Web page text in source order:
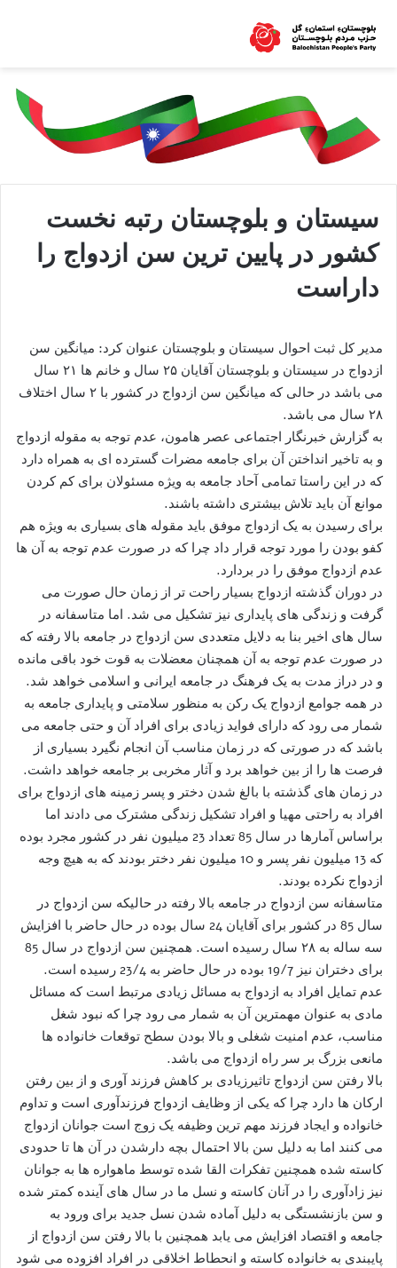
سیستان و بلوچستان رتبه نخست
کشور در پایین ترین سن ازدواج را
داراست
مدیر کل ثبت احوال سیستان و بلوچستان عنوان کرد: میانگین سن
ازدواج در سیستان و بلوچستان آقایان ۲۵ سال و خانم ها ۲۱ سال
می باشد در حالی که میانگین سن ازدواج در کشور با ۲ سال اختلاف
۲۸ سال می باشد.
به گزارش خبرنگار اجتماعی عصر هامون، عدم توجه به مقوله ازدواج
و به تاخیر انداختن آن برای جامعه مضرات گسترده ای به همراه دارد
که در این راستا تمامی آحاد جامعه به ویژه مسئولان برای کم کردن
موانع آن باید تلاش بیشتری داشته باشند.
برای رسیدن به یک ازدواج موفق باید مقوله های بسیاری به ویژه هم
کفو بودن را مورد توجه قرار داد چرا که در صورت عدم توجه به آن ها
عدم ازدواج موفق را در بردارد.
در دوران گذشته ازدواج بسیار راحت تر از زمان حال صورت می
گرفت و زندگی های پایداری نیز تشکیل می شد. اما متاسفانه در
سال های اخیر بنا به دلایل متعددی سن ازدواج در جامعه بالا رفته که
در صورت عدم توجه به آن همچنان معضلات به قوت خود باقی مانده
و در دراز مدت به یک فرهنگ در جامعه ایرانی و اسلامی خواهد شد.
در همه جوامع ازدواج یک رکن به منظور سلامتی و پایداری جامعه به
شمار می رود که دارای فواید زیادی برای افراد آن و حتی جامعه می
باشد که در صورتی که در زمان مناسب آن انجام نگیرد بسیاری از
فرصت ها را از بین خواهد برد و آثار مخربی بر جامعه خواهد داشت.
در زمان های گذشته با بالغ شدن دختر و پسر زمینه های ازدواج برای
افراد به راحتی مهیا و افراد تشکیل زندگی مشترک می دادند اما
براساس آمارها در سال 85 تعداد 23 میلیون نفر در کشور مجرد بوده
که 13 میلیون نفر پسر و 10 میلیون نفر دختر بودند که به هیچ وجه
ازدواج نکرده بودند.
متاسفانه سن ازدواج در جامعه بالا رفته در حالیکه سن ازدواج در
سال 85 در کشور برای آقایان 24 سال بوده در حال حاضر با افزایش
سه ساله به ۲۸ سال رسیده است. همچنین سن ازدواج در سال 85
برای دختران نیز 19/7 بوده در حال حاضر به 23/4 رسیده است.
عدم تمایل افراد به ازدواج به مسائل زیادی مرتبط است که مسائل
مادی به عنوان مهمترین آن به شمار می رود چرا که نبود شغل
مناسب، عدم امنیت شغلی و بالا بودن سطح توقعات خانواده ها
مانعی بزرگ بر سر راه ازدواج می باشد.
بالا رفتن سن ازدواج تاثیرزیادی بر کاهش فرزند آوری و از بین رفتن
ارکان ها دارد چرا که یکی از وظایف ازدواج فرزندآوری است و تداوم
خانواده و ایجاد فرزند مهم ترین وظیفه یک زوج است جوانان ازدواج
می کنند اما به دلیل سن بالا احتمال بچه دارشدن در آن ها تا حدودی
کاسته شده همچنین تفکرات القا شده توسط ماهواره ها به جوانان
نیز زادآوری را در آنان کاسته و نسل ما در سال های آینده کمتر شده
و سن بازنشستگی به دلیل آماده شدن نسل جدید برای ورود به
جامعه و اقتصاد افزایش می یابد همچنین با بالا رفتن سن ازدواج از
پایبندی به خانواده کاسته و انحطاط اخلاقی در افراد افزوده می شود